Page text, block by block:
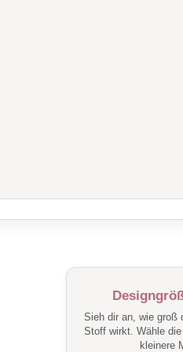
Sieh dir an, wie groß
Stoff wirkt. Wähle
kleinere